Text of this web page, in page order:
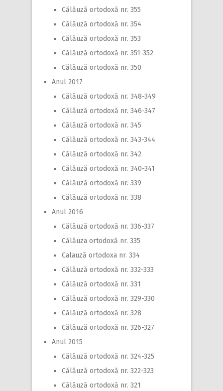
Călăuză ortodoxă nr. 355
Călăuză ortodoxă nr. 354
Călăuză ortodoxă nr. 353
Călăuză ortodoxă nr. 351-352
Călăuză ortodoxă nr. 350
Anul 2017
Călăuză ortodoxă nr. 348-349
Călăuză ortodoxă nr. 346-347
Călăuză ortodoxă nr. 345
Călăuză ortodoxă nr. 343-344
Călăuză ortodoxă nr. 342
Călăuză ortodoxă nr. 340-341
Călăuză ortodoxă nr. 339
Călăuză ortodoxă nr. 338
Anul 2016
Călăuză ortodoxă nr. 336-337
Călăuza ortodoxă nr. 335
Calauză ortodoxa nr. 334
Călăuză ortodoxă nr. 332-333
Călăuză ortodoxă nr. 331
Călăuză ortodoxă nr. 329-330
Călăuză ortodoxă nr. 328
Călăuză ortodoxă nr. 326-327
Anul 2015
Călăuză ortodoxă nr. 324-325
Călăuză ortodoxă nr. 322-323
Călăuză ortodoxă nr. 321